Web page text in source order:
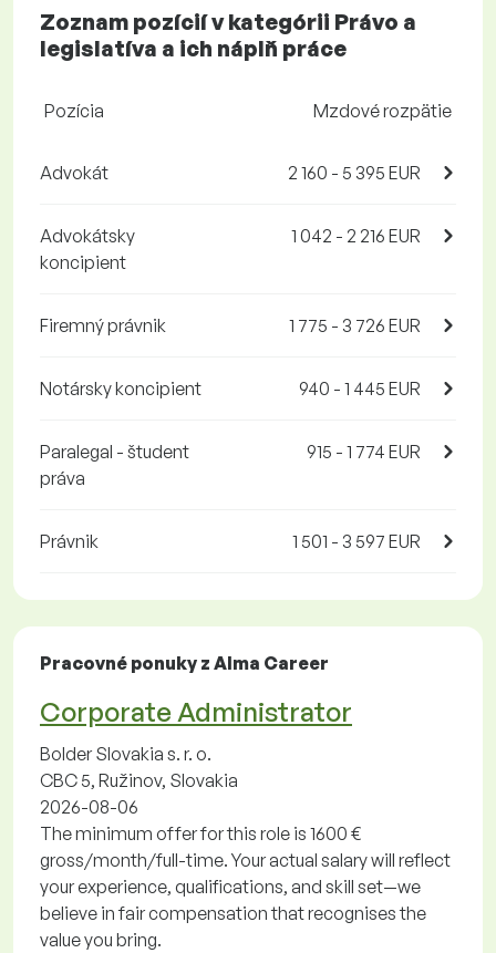
Zoznam pozícií v kategórii Právo a
legislatíva a ich náplň práce
Pozícia Mzdové rozpätie
Advokát 2 160 - 5 395 EUR
Advokátsky
koncipient
1 042 - 2 216 EUR
Firemný právnik 1 775 - 3 726 EUR
Notársky koncipient 940 - 1 445 EUR
Paralegal - študent
práva
915 - 1 774 EUR
Právnik 1 501 - 3 597 EUR
Pracovné ponuky z Alma Career
Corporate Administrator
Bolder Slovakia s. r. o.
CBC 5, Ružinov, Slovakia
2026-08-06
The minimum offer for this role is 1600 €
gross/month/full-time. Your actual salary will reflect
your experience, qualifications, and skill set—we
believe in fair compensation that recognises the
value you bring.